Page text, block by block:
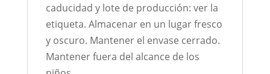
caducidad y lote de producción: ver la
etiqueta. Almacenar en un lugar fresco
y oscuro. Mantener el envase cerrado.
Mantener fuera del alcance de los